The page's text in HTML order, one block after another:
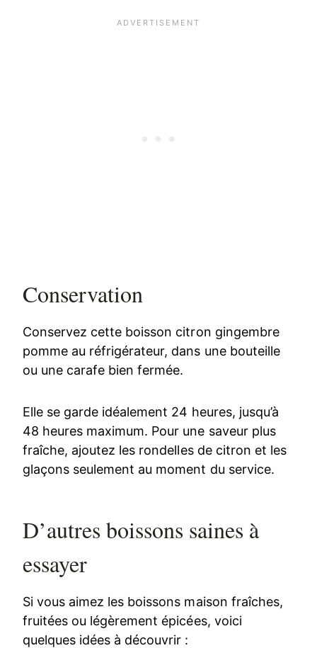
Conservation
Conservez cette boisson citron gingembre
pomme au réfrigérateur, dans une bouteille
ou une carafe bien fermée.
Elle se garde idéalement 24 heures, jusqu’à
48 heures maximum. Pour une saveur plus
fraîche, ajoutez les rondelles de citron et les
glaçons seulement au moment du service.
D’autres boissons saines à
essayer
Si vous aimez les boissons maison fraîches,
fruitées ou légèrement épicées, voici
quelques idées à découvrir :